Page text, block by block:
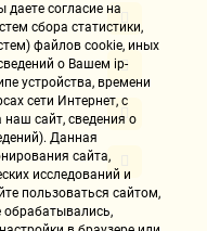
согласие на
сбора статистики,
файлов cookie, иных
о Вашем ip-
устройства, времени
сети Интернет, с
сайт, сведения о
Данная
сайта,
исследований и
пользоваться сайтом,
обрабатывались,